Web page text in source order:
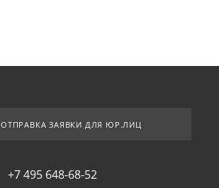
ОТПРАВКА ЗАЯВКИ ДЛЯ ЮР.ЛИЦ
+7 495 648-68-52